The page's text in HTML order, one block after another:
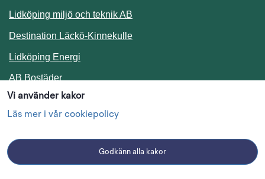
Vi använder kakor
Läs mer i vår cookiepolicy
Godkänn alla kakor
Lidköping miljö och teknik AB
Destination Läckö-KinnekulleLänk till annan webbplats.
Lidköping Energi
AB BostäderLänk till annan webbplats.
Följ oss i sociala medier
Linkedin